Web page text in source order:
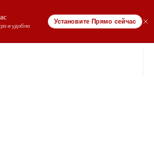
₸ KZT